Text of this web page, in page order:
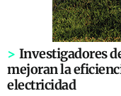
> Investigadores
mejoran la
electricidad